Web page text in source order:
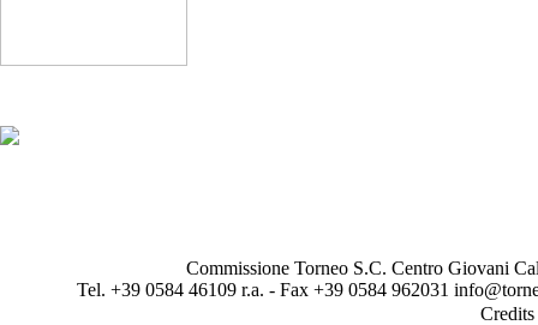
Commissione Torneo S.C. Centro Giovani
Tel. +39 0584 46109 r.a. - Fax +39 0584 962031
Credits